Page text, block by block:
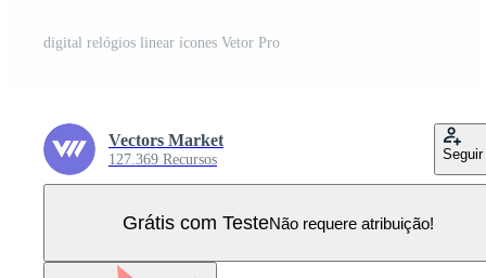
digital relógios linear ícones Vetor Pro
Vectors Market
127.369 Recursos Seguir
Grátis com TesteNão requere atribuição!